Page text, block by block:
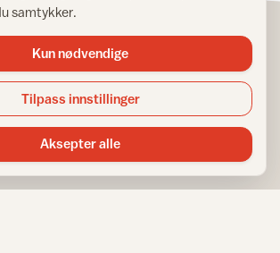
TJENESTER
Spør Frida
Bransjestatistikk
Finn din nærmeste
Huskeliste
samtykker.
Kun nødvendige
Tilpass innstillinger
Aksepter alle